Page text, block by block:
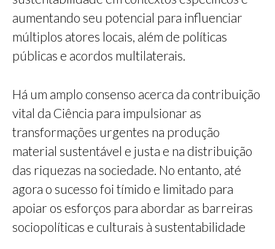
aumentando seu potencial para influenciar
múltiplos atores locais, além de políticas
públicas e acordos multilaterais.
Há um amplo consenso acerca da contribuição
vital da Ciência para impulsionar as
transformações urgentes na produção
material sustentável e justa e na distribuição
das riquezas na sociedade. No entanto, até
agora o sucesso foi tímido e limitado para
apoiar os esforços para abordar as barreiras
sociopolíticas e culturais à sustentabilidade